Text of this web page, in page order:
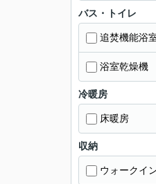
バス・トイレ
追焚機能浴
浴室乾燥機
冷暖房
床暖房
収納
ウォークイ